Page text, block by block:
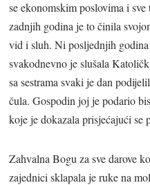
se ekonomskim poslovima i
zadnjih godina je to činila
vid i sluh. Ni posljednjih
svakodnevno je slušala
sa sestrama svaki je dan
čula. Gospodin joj je podario
koje je dokazala prisjećajući se
Zahvalna Bogu za sve darove
zajednici sklapala je ruke na